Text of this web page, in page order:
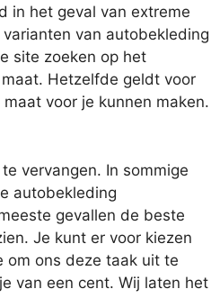
in het geval van extreme
van autobekleding
site zoeken op het
Hetzelfde geldt voor
voor je kunnen maken.
vervangen. In sommige
autobekleding
gevallen de beste
Je kunt er voor kiezen
om ons deze taak uit te
van een cent. Wij laten het